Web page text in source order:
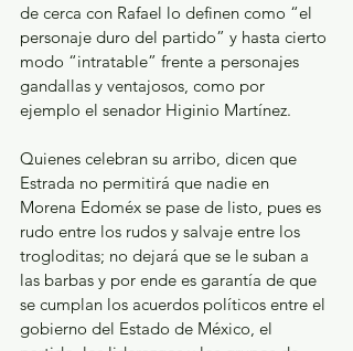
de cerca con Rafael lo definen como “el
personaje duro del partido” y hasta cierto
modo “intratable” frente a personajes
gandallas y ventajosos, como por
ejemplo el senador Higinio Martínez.
Quienes celebran su arribo, dicen que
Estrada no permitirá que nadie en
Morena Edoméx se pase de listo, pues es
rudo entre los rudos y salvaje entre los
trogloditas; no dejará que se le suban a
las barbas y por ende es garantía de que
se cumplan los acuerdos políticos entre el
gobierno del Estado de México, el